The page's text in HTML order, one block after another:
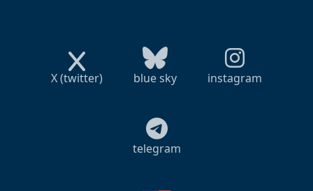
X (twitter) blue sky instagram
telegram